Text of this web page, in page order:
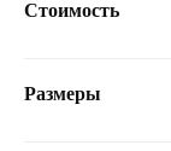
Стоимость
Размеры